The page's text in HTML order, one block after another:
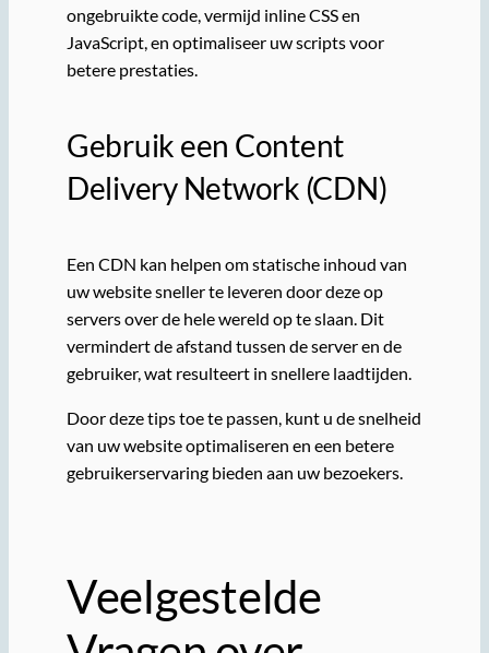
ongebruikte code, vermijd inline CSS en
JavaScript, en optimaliseer uw scripts voor
betere prestaties.
Gebruik een Content
Delivery Network (CDN)
Een CDN kan helpen om statische inhoud van
uw website sneller te leveren door deze op
servers over de hele wereld op te slaan. Dit
vermindert de afstand tussen de server en de
gebruiker, wat resulteert in snellere laadtijden.
Door deze tips toe te passen, kunt u de snelheid
van uw website optimaliseren en een betere
gebruikerservaring bieden aan uw bezoekers.
Veelgestelde